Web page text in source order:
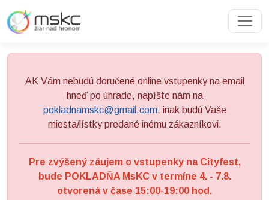
AK Vám nebudú doručené online vstupenky na email
hneď po úhrade, napíšte nám na
pokladnamskc@gmail.com, inak budú Vaše
miesta/lístky predané inému zákazníkovi.
Pre zvýšený záujem o vstupenky na Cityfest,
bude POKLADŇA MsKC v termíne 4. - 7.8.
otvorená v čase 15:00-19:00 hod.